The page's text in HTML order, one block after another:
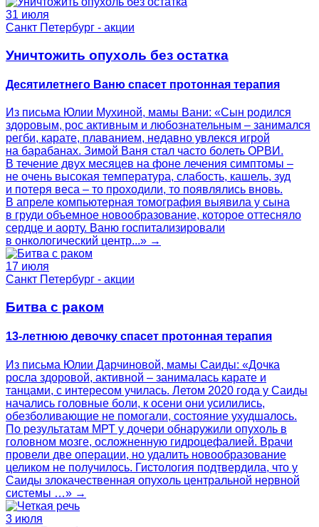
31 июля
Санкт Петербург - акции
Уничтожить опухоль без остатка
Десятилетнего Ваню спасет протонная терапия
Из письма Юлии Мухиной, мамы Вани: «Сын родился
здоровым, рос активным и любознательным – занимался
регби, карате, плаванием, недавно увлекся игрой
на барабанах. Зимой Ваня стал часто болеть ОРВИ.
В течение двух месяцев на фоне лечения симптомы –
не очень высокая температура, слабость, кашель, зуд
и потеря веса – то проходили, то появлялись вновь.
В апреле компьютерная томография выявила у сына
в груди объемное новообразование, которое оттесняло
сердце и аорту. Ваню госпитализировали
в онкологический центр...» →
17 июля
Санкт Петербург - акции
Битва с раком
13-летнюю девочку спасет протонная терапия
Из письма Юлии Дарчиновой, мамы Саиды: «Дочка
росла здоровой, активной – занималась карате и
танцами, с интересом училась. Летом 2020 года у Саиды
начались головные боли, к осени они усилились,
обезболивающие не помогали, состояние ухудшалось.
По результатам МРТ у дочери обнаружили опухоль в
головном мозге, осложненную гидроцефалией. Врачи
провели две операции, но удалить новообразование
целиком не получилось. Гистология подтвердила, что у
Саиды злокачественная опухоль центральной нервной
системы …» →
3 июля